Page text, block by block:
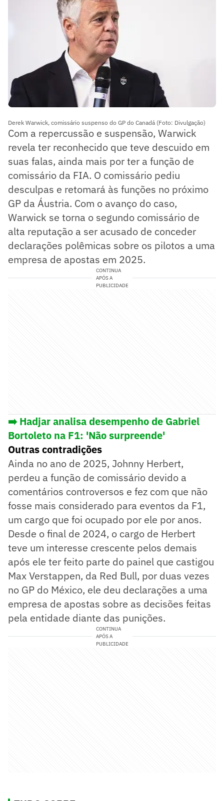
Derek Warwick, comissário suspenso do GP do Canadá (Foto: Divulgação)
Com a repercussão e suspensão, Warwick
revela ter reconhecido que teve descuido em
suas falas, ainda mais por ter a função de
comissário da FIA. O comissário pediu
desculpas e retomará às funções no próximo
GP da Áustria. Com o avanço do caso,
Warwick se torna o segundo comissário de
alta reputação a ser acusado de conceder
declarações polêmicas sobre os pilotos a uma
empresa de apostas em 2025.
CONTINUA
APÓS A
PUBLICIDADE
➡️ Hadjar analisa desempenho de Gabriel
Bortoleto na F1: 'Não surpreende'
Outras contradições
Ainda no ano de 2025, Johnny Herbert,
perdeu a função de comissário devido a
comentários controversos e fez com que não
fosse mais considerado para eventos da F1,
um cargo que foi ocupado por ele por anos.
Desde o final de 2024, o cargo de Herbert
teve um interesse crescente pelos demais
após ele ter feito parte do painel que castigou
Max Verstappen, da Red Bull, por duas vezes
no GP do México, ele deu declarações a uma
empresa de apostas sobre as decisões feitas
pela entidade diante das punições.
CONTINUA
APÓS A
PUBLICIDADE